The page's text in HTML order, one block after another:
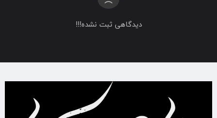
دیدگاهی ثبت نشده!!!